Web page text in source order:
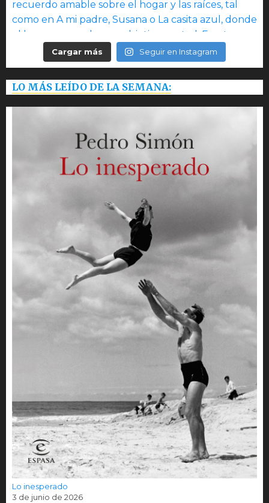
Cargar más Seguir en Instagram
LO MÁS LEÍDO DE LA SEMANA:
Lo inesperado
3 de junio de 2026